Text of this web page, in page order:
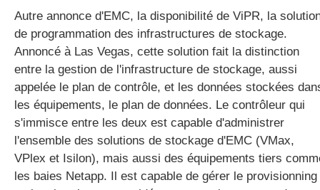
Autre annonce d'EMC, la disponibilité de ViPR, la
de programmation des infrastructures de stockage.
Annoncé à Las Vegas, cette solution fait la distinction
entre la gestion de l'infrastructure de stockage, aussi
appelée le plan de contrôle, et les données stockées
les équipements, le plan de données. Le contrôleur qui
s'immisce entre les deux est capable d'administrer
l'ensemble des solutions de stockage d'EMC (VMax,
VPlex et Isilon), mais aussi des équipements tiers
les baies Netapp. Il est capable de gérer le provisionning